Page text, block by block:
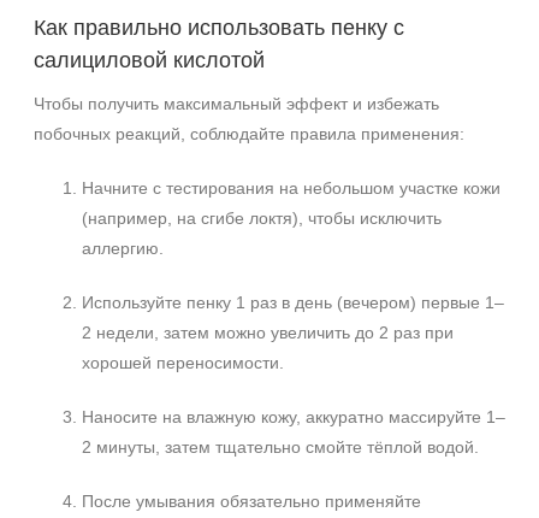
Как правильно использовать пенку с
салициловой кислотой
Чтобы получить максимальный эффект и избежать
побочных реакций, соблюдайте правила применения:
Начните с тестирования на небольшом участке кожи
(например, на сгибе локтя), чтобы исключить
аллергию.
Используйте пенку 1 раз в день (вечером) первые 1–
2 недели, затем можно увеличить до 2 раз при
хорошей переносимости.
Наносите на влажную кожу, аккуратно массируйте 1–
2 минуты, затем тщательно смойте тёплой водой.
После умывания обязательно применяйте